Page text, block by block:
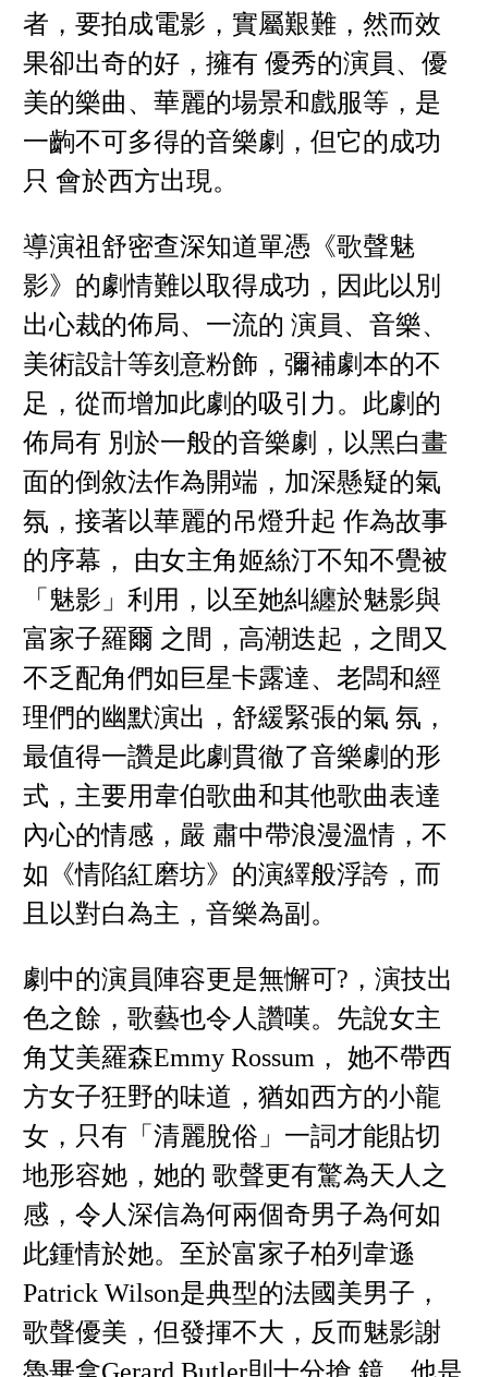
者，要拍成電影，實屬艱難，然而效
果卻出奇的好，擁有 優秀的演員、優
美的樂曲、華麗的場景和戲服等，是
一齣不可多得的音樂劇，但它的成功
只 會於西方出現。
導演祖舒密查深知道單憑《歌聲魅
影》的劇情難以取得成功，因此以別
出心裁的佈局、一流的 演員、音樂、
美術設計等刻意粉飾，彌補劇本的不
足，從而增加此劇的吸引力。此劇的
佈局有 別於一般的音樂劇，以黑白畫
面的倒敘法作為開端，加深懸疑的氣
氛，接著以華麗的吊燈升起 作為故事
的序幕， 由女主角姬絲汀不知不覺被
「魅影」利用，以至她糾纏於魅影與
富家子羅爾 之間，高潮迭起，之間又
不乏配角們如巨星卡露達、老闆和經
理們的幽默演出，舒緩緊張的氣 氛，
最值得一讚是此劇貫徹了音樂劇的形
式，主要用韋伯歌曲和其他歌曲表達
內心的情感，嚴 肅中帶浪漫溫情，不
如《情陷紅磨坊》的演繹般浮誇，而
且以對白為主，音樂為副。
劇中的演員陣容更是無懈可?，演技出
色之餘，歌藝也令人讚嘆。先說女主
角艾美羅森Emmy Rossum， 她不帶西
方女子狂野的味道，猶如西方的小龍
女，只有「清麗脫俗」一詞才能貼切
地形容她，她的 歌聲更有驚為天人之
感，令人深信為何兩個奇男子為何如
此鍾情於她。至於富家子柏列韋遜
Patrick Wilson是典型的法國美男子，
歌聲優美，但發揮不大，反而魅影謝